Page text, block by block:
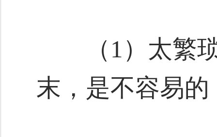
（1）太繁琐
末，是不容易